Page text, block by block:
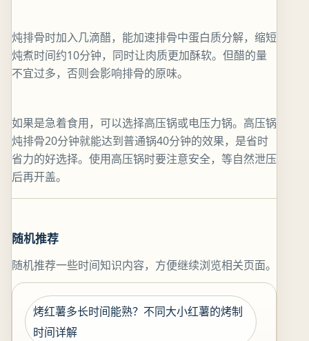
炖排骨时加入几滴醋，能加速排骨中蛋白质分解，缩短
炖煮时间约10分钟，同时让肉质更加酥软。但醋的量
不宜过多，否则会影响排骨的原味。
如果是急着食用，可以选择高压锅或电压力锅。高压锅
炖排骨20分钟就能达到普通锅40分钟的效果，是省时
省力的好选择。使用高压锅时要注意安全，等自然泄压
后再开盖。
随机推荐
随机推荐一些时间知识内容，方便继续浏览相关页面。
烤红薯多长时间能熟？不同大小红薯的烤制
时间详解